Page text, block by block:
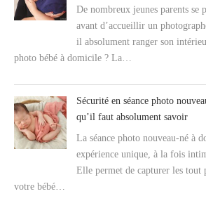
De nombreux jeunes parents se
avant d’accueillir un
il absolument ranger son
photo bébé à domicile ? La…
Sécurité en séance photo
qu’il faut absolument savoir
La séance photo nouveau-né à
expérience unique, à la fois
Elle permet de capturer les tout
votre bébé…